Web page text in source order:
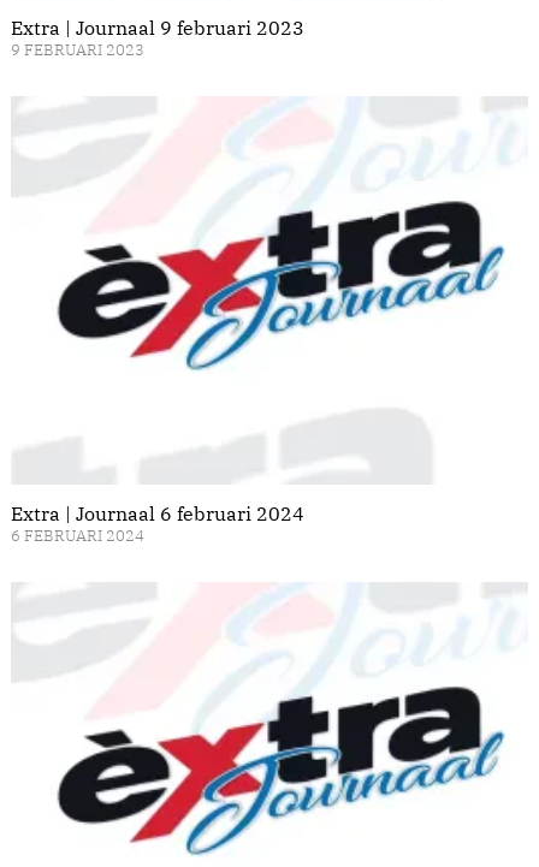
Extra | Journaal 9 februari 2023
9 FEBRUARI 2023
Extra | Journaal 6 februari 2024
6 FEBRUARI 2024